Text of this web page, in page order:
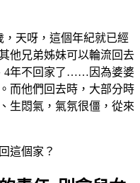
天呀，這個年紀就已經
他兄弟姊妹可以輪流回去
4年不回家了……因為婆婆
而他們回去時，大部分時
生悶氣，氣氛很僵，從來
這個家？